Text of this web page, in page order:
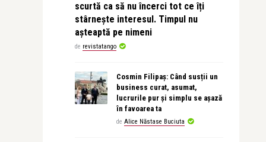
scurtă ca să nu încerci tot ce îți
stârnește interesul. Timpul nu
așteaptă pe nimeni
de revistatango
Cosmin Filipaș: Când susții un
business curat, asumat,
lucrurile pur și simplu se așază
în favoarea ta
de Alice Năstase Buciuta